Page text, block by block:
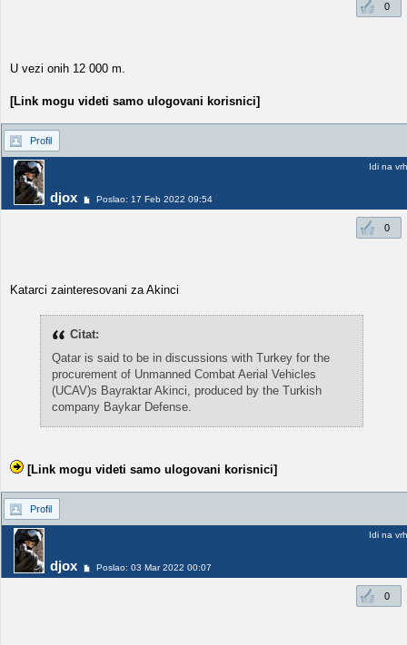
0
U vezi onih 12 000 m.
[Link mogu videti samo ulogovani korisnici]
Profil
djox Poslao: 17 Feb 2022 09:54
Idi na vrh
0
Katarci zainteresovani za Akinci
Citat:
Qatar is said to be in discussions with Turkey for the
procurement of Unmanned Combat Aerial Vehicles
(UCAV)s Bayraktar Akinci, produced by the Turkish
company Baykar Defense.
[Link mogu videti samo ulogovani korisnici]
Profil
djox Poslao: 03 Mar 2022 00:07
Idi na vrh
0